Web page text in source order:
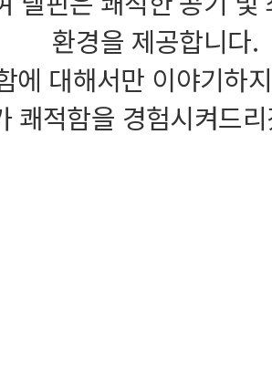
환경을 제공합니다.
에 대해서만 이야기하
쾌적함을 경험시켜드